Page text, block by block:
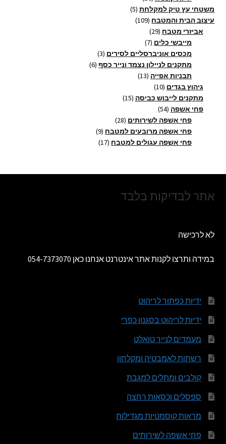
מוצריםמשטחי עץ טיק למקלחת 5
5
עיצוב הבית והמטבח 109
109
אביזרי מטבח 29
29
מוצרים מייבשי כלים 7
7
מוצרים
מכסים אוניברסליים לסירים 3
3
מוצריםמתקנים לניילון נצמד ונייר כסף 6
6
תבניות אפייה 13
13
גיהוץ בגדים 10
10
מוצרים
מתקנים לייבוש כביסה 15
15
פחי אשפה 54
54
מוצרים
פחי אשפה לשירותים 28
28
מוצרים
פחי אשפה מרובעים למטבח 9
9
מוצרים
פחי אשפה עגולים למטבח 17
17
אתר לבדיקות בלבד
לא לרכישה
במידה ותרצו לקנות אתר אינטרנט אנחנו כאן 054-7373070
ידיות כפתור לריהוט
ידיות לריהוט בסגנון כפרי
מעמדים לנייר טואלט
רשתות לאמבטיה ומקלחון
קולבים ומתלים למגבת
ספסלים וכסאות רחצה
מראות קוסמטיות מגדילות
פחי אשפה לשירותים